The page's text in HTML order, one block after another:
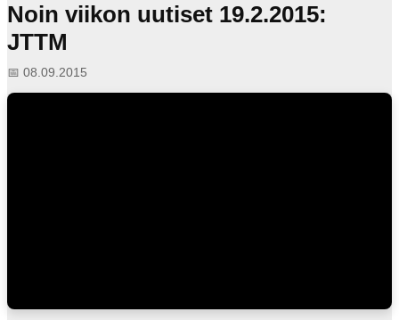
Noin viikon uutiset 19.2.2015:
JTTM
📅 08.09.2015